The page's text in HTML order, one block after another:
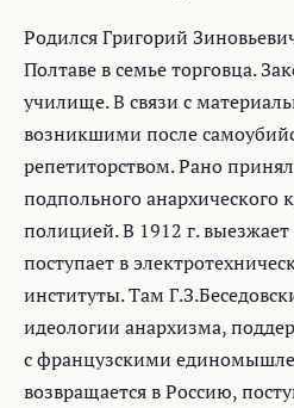
Родился Григорий
Полтаве в семье торговца.
училище. В связи с
возникшими после
репетиторством. Рано
подпольного анархического
полицией. В 1912 г.
поступает в
институты. Там
идеологии анархизма,
с французскими
возвращается в Россию,